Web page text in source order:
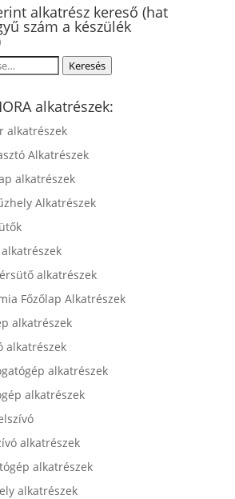
alkatrész kereső (hat
szám a készülék
Keresés
alkatrészek:
alkatrészek
Alkatrészek
alkatrészek
Alkatrészek
alkatrészek
Főzőlap Alkatrészek
alkatrészek
alkatrészek
alkatrészek
alkatrészek
alkatrészek
alkatrészek
alkatrészek